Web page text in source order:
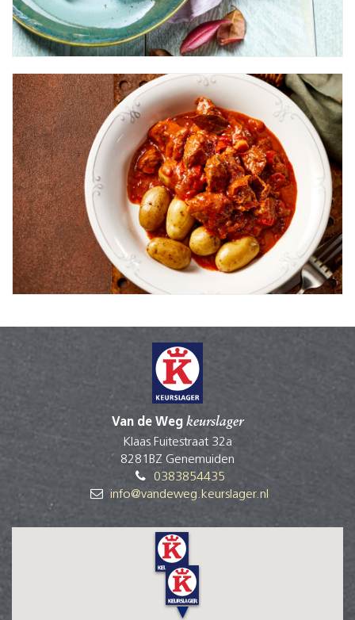
Ossenstaart
Staart
Pianostuk
Ribeye
Ribeye
Rosbief
Spierstuk
Rosbief
Dunne Lende
Rosbief
Bil
Rundergehakt
Hals
Runderriblap
Dikke Rib
Shortrib
Stooflap
Onderrib
Sukadelap
Van de Weg keurslager
Klaas Fuitestraat 32a
8281BZ Genemuiden
0383854435
info@vandeweg.keurslager.nl